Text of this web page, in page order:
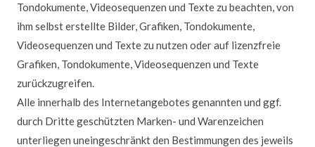
Tondokumente, Videosequenzen und Texte zu beachten, von
ihm selbst erstellte Bilder, Grafiken, Tondokumente,
Videosequenzen und Texte zu nutzen oder auf lizenzfreie
Grafiken, Tondokumente, Videosequenzen und Texte
zurückzugreifen.
Alle innerhalb des Internetangebotes genannten und ggf.
durch Dritte geschützten Marken- und Warenzeichen
unterliegen uneingeschränkt den Bestimmungen des jeweils